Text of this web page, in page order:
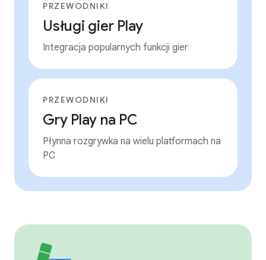
PRZEWODNIKI
Usługi gier Play
Integracja popularnych funkcji gier
PRZEWODNIKI
Gry Play na PC
Płynna rozgrywka na wielu platformach na
PC